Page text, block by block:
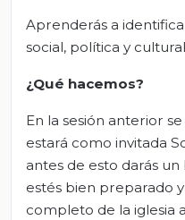
Aprenderás a
social, política y
¿Qué hacemos?
En la sesión anterior
estará como invitada
antes de esto darás
estés bien preparado
completo de la iglesia